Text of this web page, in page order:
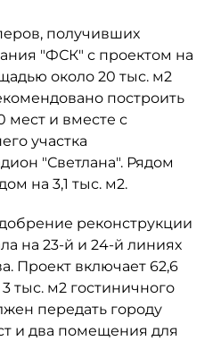
получивших
"ФСК" с проектом на
около 20 тыс. м2
построить
мест и вместе с
участка
"Светлана". Рядом
на 3,1 тыс. м2.
реконструкции
на 23-й и 24-й линиях
Проект включает 62,6
тыс. м2 гостиничного
передать городу
и два помещения для